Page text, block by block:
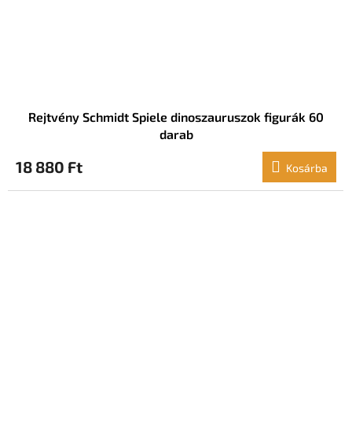
Rejtvény Schmidt Spiele dinoszauruszok figurák 60
darab
18 880 Ft Kosárba